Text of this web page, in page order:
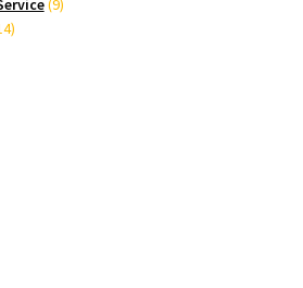
9
14